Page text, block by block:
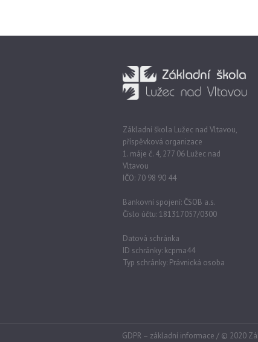
Základní škola Lužec nad Vltavou,
příspěvková organizace
1. máje č. 4, 277 06 Lužec nad
Vltavou
IČO: 70 98 90 44
Bankovní spojení: ČSOB a.s.
Číslo účtu: 181317057/0300
Datová schránka
ID schránky: kcpma44
Typ schránky: Právnická osoba
GDPR – základní informace / © 2020